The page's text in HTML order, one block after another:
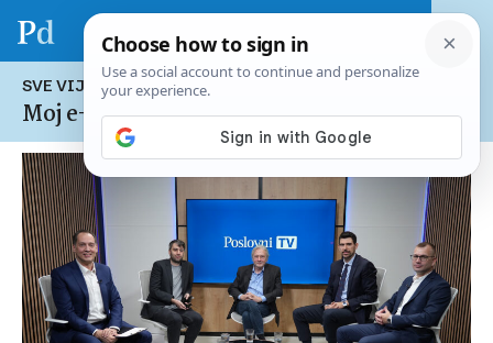
SVE VIJESTI NA TEMU:
Moj e-Račun